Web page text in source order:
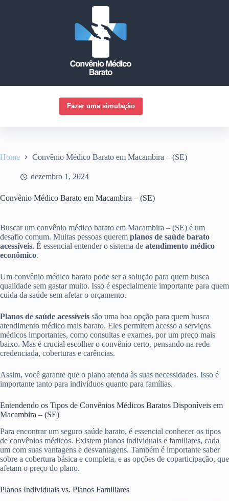
Fazer uma simulação
Home Convênio Médico Barato em Macambira – (SE)
dezembro 1, 2024
Convênio Médico Barato em Macambira – (SE)
Buscar um convênio médico barato em Macambira – (SE) é um
desafio comum. Muitas pessoas querem planos de saúde barato
acessíveis. É essencial entender o sistema de atendimento médico
econômico.
Um convênio médico barato pode ser a solução para quem busca
qualidade sem gastar muito. Isso é especialmente importante para quem
cuida da saúde sem afetar o orçamento.
Planos de saúde acessíveis são uma boa opção para quem busca
atendimento médico mais barato. Eles permitem acesso a serviços
médicos importantes, como consultas e exames, por um preço mais
baixo. Mas é crucial escolher o convênio certo, pensando na rede
credenciada, coberturas e carências.
Assim, você garante que o plano atenda às suas necessidades. Isso é
importante tanto para indivíduos quanto para famílias.
Entendendo os Tipos de Convênios Médicos Baratos Disponíveis em
Macambira – (SE)
Para encontrar um seguro saúde barato, é essencial conhecer os tipos
de convênios médicos. Existem planos individuais e familiares, cada
um com suas vantagens e desvantagens. Também é importante saber
sobre a cobertura básica e completa, e as opções de coparticipação, que
afetam o preço do plano.
Planos Individuais vs. Planos Familiares